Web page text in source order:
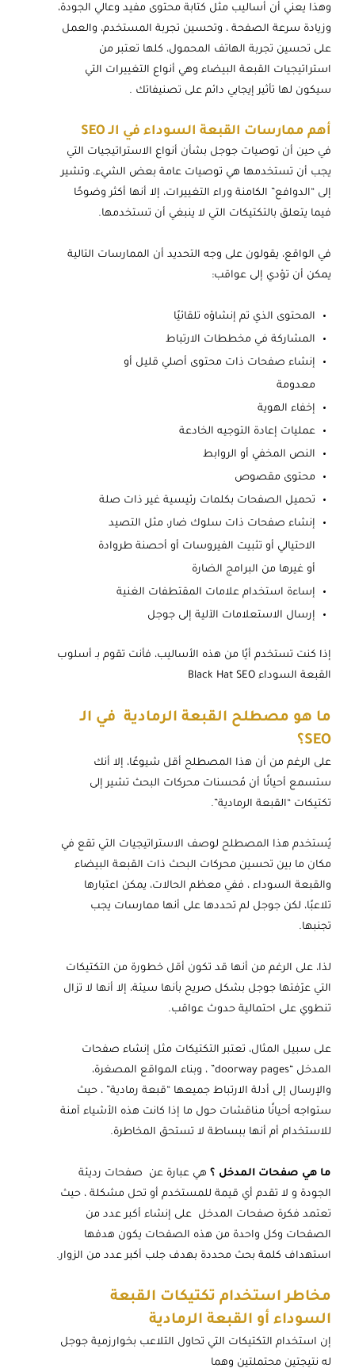
وهذا يعني أن أساليب مثل كتابة محتوى مفيد وعالي الجودة،
وزيادة سرعة الصفحة ، وتحسين تجربة المستخدم، والعمل
على تحسين تجربة الهاتف المحمول، كلها تعتبر من
استراتيجيات القبعة البيضاء وهي أنواع التغييرات التي
سيكون لها تأثير إيجابي دائم على تصنيفاتك .
أهم ممارسات القبعة السوداء في الـ SEO
في حين أن توصيات جوجل بشأن أنواع الاستراتيجيات التي
يجب أن تستخدمها هي توصيات عامة بعض الشيء، وتشير
إلى “الدوافع” الكامنة وراء التغييرات، إلا أنها أكثر وضوحًا
فيما يتعلق بالتكتيكات التي لا ينبغي أن تستخدمها.
في الواقع، يقولون على وجه التحديد أن الممارسات التالية
يمكن أن تؤدي إلى عواقب:
المحتوى الذي تم إنشاؤه تلقائيًا
المشاركة في مخططات الارتباط
إنشاء صفحات ذات محتوى أصلي قليل أو
معدومة
إخفاء الهوية
عمليات إعادة التوجيه الخادعة
النص المخفي أو الروابط
محتوى مقصوص
تحميل الصفحات بكلمات رئيسية غير ذات صلة
إنشاء صفحات ذات سلوك ضار، مثل التصيد
الاحتيالي أو تثبيت الفيروسات أو أحصنة طروادة
أو غيرها من البرامج الضارة
إساءة استخدام علامات المقتطفات الغنية
إرسال الاستعلامات الآلية إلى جوجل
إذا كنت تستخدم أيًا من هذه الأساليب، فأنت تقوم بـ أسلوب
القبعة السوداء Black Hat SEO
ما هو مصطلح القبعة الرمادية في الـ
SEO؟
على الرغم من أن هذا المصطلح أقل شيوعًا، إلا أنك
ستسمع أحيانًا أن مُحسنات محركات البحث تشير إلى
تكتيكات “القبعة الرمادية”.
يُستخدم هذا المصطلح لوصف الاستراتيجيات التي تقع في
مكان ما بين تحسين محركات البحث ذات القبعة البيضاء
والقبعة السوداء ، ففي معظم الحالات، يمكن اعتبارها
تلاعبًا، لكن جوجل لم تحددها على أنها ممارسات يجب
تجنبها.
لذا، على الرغم من أنها قد تكون أقل خطورة من التكتيكات
التي عرّفتها جوجل بشكل صريح بأنها سيئة، إلا أنها لا تزال
تنطوي على احتمالية حدوث عواقب.
على سبيل المثال، تعتبر التكتيكات مثل إنشاء صفحات
المدخل “doorway pages” ، وبناء المواقع المصغرة،
والإرسال إلى أدلة الارتباط جميعها “قبعة رمادية” ، حيث
ستواجه أحيانًا مناقشات حول ما إذا كانت هذه الأشياء آمنة
للاستخدام أم أنها ببساطة لا تستحق المخاطرة.
ما هي صفحات المدخل ؟ هي عبارة عن صفحات رديئة
الجودة و لا تقدم أي قيمة للمستخدم أو تحل مشكلة ، حيث
تعتمد فكرة صفحات المدخل على إنشاء أكبر عدد من
الصفحات وكل واحدة من هذه الصفحات يكون هدفها
استهداف كلمة بحث محددة بهدف جلب أكبر عدد من الزوار.
مخاطر استخدام تكتيكات القبعة
السوداء أو القبعة الرمادية
إن استخدام التكتيكات التي تحاول التلاعب بخوارزمية جوجل
له نتيجتين محتملتين وهما